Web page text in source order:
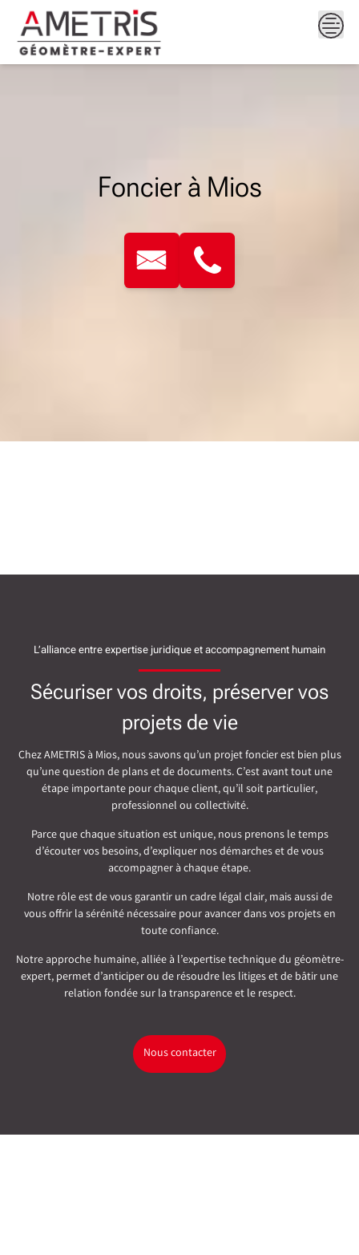
content
Foncier à Mios
L’alliance entre expertise juridique et accompagnement humain
Sécuriser vos droits, préserver vos
projets de vie
Chez AMETRIS à Mios, nous savons qu’un projet foncier est bien plus
qu’une question de plans et de documents. C’est avant tout une
étape importante pour chaque client, qu’il soit particulier,
professionnel ou collectivité.
Parce que chaque situation est unique, nous prenons le temps
d’écouter vos besoins, d’expliquer nos démarches et de vous
accompagner à chaque étape.
Notre rôle est de vous garantir un cadre légal clair, mais aussi de
vous offrir la sérénité nécessaire pour avancer dans vos projets en
toute confiance.
Notre approche humaine, alliée à l’expertise technique du géomètre-
expert, permet d’anticiper ou de résoudre les litiges et de bâtir une
relation fondée sur la transparence et le respect.
Nous contacter